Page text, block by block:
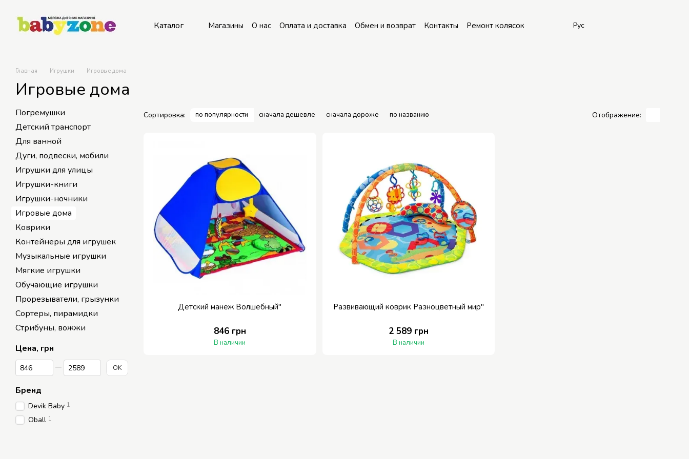
Каталог Магазины О нас Оплата и доставка Обмен и возврат Контакты Ремонт колясок Рус
Главная Игрушки Игровые дома
Игровые дома
Сортировка: по популярности сначала дешевле сначала дороже по названию Отображение:
Детский манеж Волшебный"
846 грн
В наличии
Развивающий коврик Разноцветный мир"
2 589 грн
В наличии
Погремушки
Детский транспорт
Для ванной
Дуги, подвески, мобили
Игрушки для улицы
Игрушки-книги
Игрушки-ночники
Игровые дома
Коврики
Контейнеры для игрушек
Музыкальные игрушки
Мягкие игрушки
Обучающие игрушки
Прорезыватели, грызунки
Сортеры, пирамидки
Стрибуны, вожжи
Цена, грн
От Цена, грн
До Цена, грн OK
Бренд
Devik Baby 1
Oball 1